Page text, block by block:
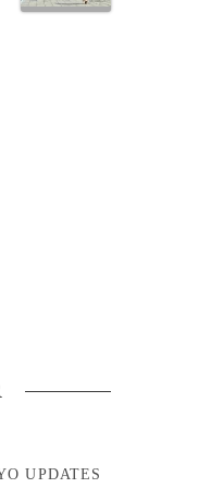
UPDATES